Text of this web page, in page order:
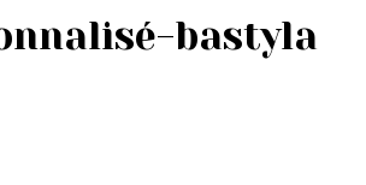
bastyla